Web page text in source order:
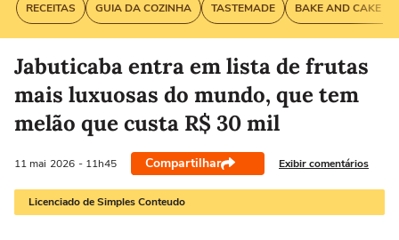
RECEITAS GUIA DA COZINHA TASTEMADE BAKE AND CAKE
Jabuticaba entra em lista de frutas
mais luxuosas do mundo, que tem
melão que custa R$ 30 mil
11 mai 2026 - 11h45 Compartilhar Exibir comentários
Licenciado de Simples Conteudo